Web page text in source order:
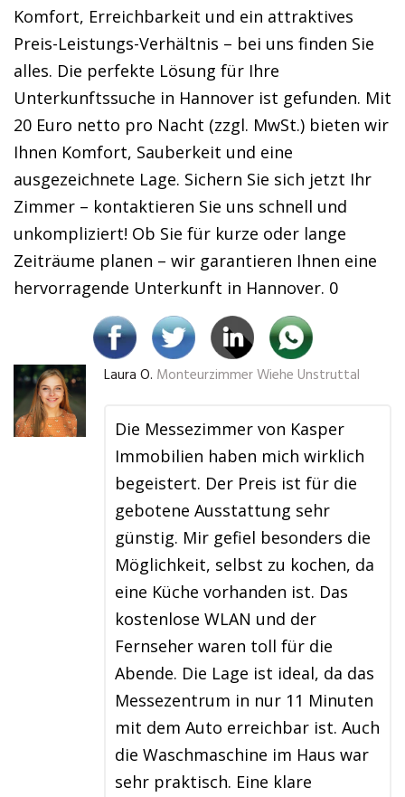
Komfort, Erreichbarkeit und ein attraktives
Preis-Leistungs-Verhältnis – bei uns finden Sie
alles. Die perfekte Lösung für Ihre
Unterkunftssuche in Hannover ist gefunden. Mit
20 Euro netto pro Nacht (zzgl. MwSt.) bieten wir
Ihnen Komfort, Sauberkeit und eine
ausgezeichnete Lage. Sichern Sie sich jetzt Ihr
Zimmer – kontaktieren Sie uns schnell und
unkompliziert! Ob Sie für kurze oder lange
Zeiträume planen – wir garantieren Ihnen eine
hervorragende Unterkunft in Hannover. 0
Laura O. Monteurzimmer Wiehe Unstruttal
Die Messezimmer von Kasper
Immobilien haben mich wirklich
begeistert. Der Preis ist für die
gebotene Ausstattung sehr
günstig. Mir gefiel besonders die
Möglichkeit, selbst zu kochen, da
eine Küche vorhanden ist. Das
kostenlose WLAN und der
Fernseher waren toll für die
Abende. Die Lage ist ideal, da das
Messezentrum in nur 11 Minuten
mit dem Auto erreichbar ist. Auch
die Waschmaschine im Haus war
sehr praktisch. Eine klare